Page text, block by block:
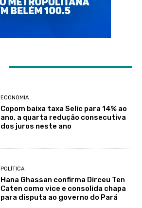
ECONOMIA
Copom baixa taxa Selic para 14% ao
ano, a quarta redução consecutiva
dos juros neste ano
POLÍTICA
Hana Ghassan confirma Dirceu Ten
Caten como vice e consolida chapa
para disputa ao governo do Pará